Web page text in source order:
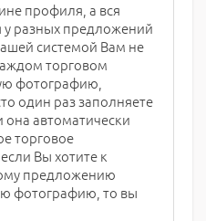
профиля, а вся
разных предложений
системой Вам не
торговом
фотографию,
один раз заполняете
автоматически
торговое
Вы хотите к
предложению
фотографию, то вы